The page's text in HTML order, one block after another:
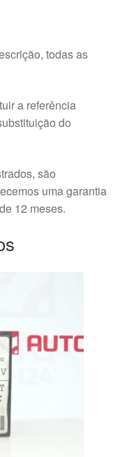
todas as
a referência
do
são
uma garantia
12 meses.